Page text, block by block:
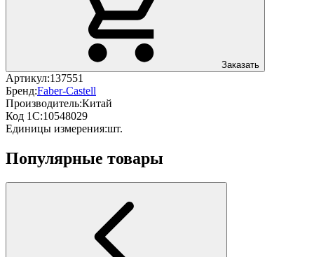
Заказать
Артикул:137551
Бренд:Faber-Castell
Производитель:Китай
Код 1С:10548029
Единицы измерения:шт.
Популярные товары